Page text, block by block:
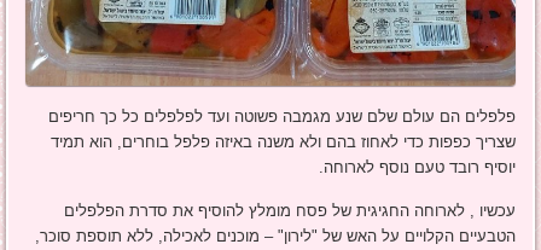
פלפלים הם עולם שלם שנע מגמבה פשוטה ועד לפלפלים כל כך חריפים
שצריך כפפות כדי לאחוז בהם ולא משנה באיזה פלפל בוחרים, הוא תמיד
יוסיף רובד טעם נוסף לארוחה.
עכשיו , לארוחה החגיגית של פסח מומלץ להוסיף את סדרת הפלפלים
הטבעיים הקלויים על האש של "לירון" – מוכנים לאכילה, ללא תוספת סוכר,